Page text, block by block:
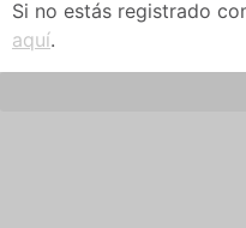
Si no estás registrado
aquí.